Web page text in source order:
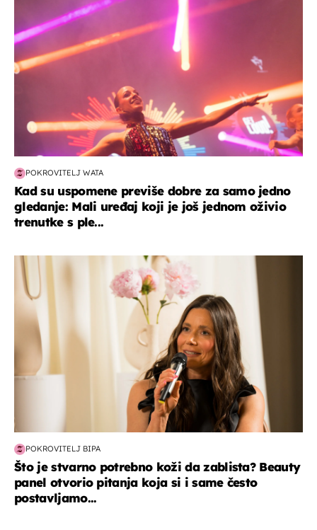
POKROVITELJ WATA
Kad su uspomene previše dobre za samo jedno
gledanje: Mali uređaj koji je još jednom oživio
trenutke s ple...
moda & ljepota
POKROVITELJ BIPA
Što je stvarno potrebno koži da zablista? Beauty
panel otvorio pitanja koja si i same često
postavljamo...